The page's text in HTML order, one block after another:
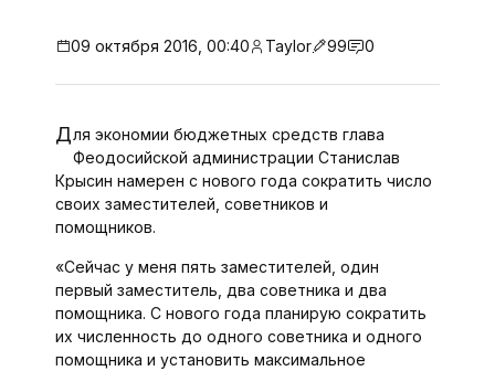
09 октября 2016, 00:40 Taylor 99 0
Для экономии бюджетных средств глава
Феодосийской администрации Станислав
Крысин намерен с нового года сократить число
своих заместителей, советников и
помощников.
«Сейчас у меня пять заместителей, один
первый заместитель, два советника и два
помощника. С нового года планирую сократить
их численность до одного советника и одного
помощника и установить максимальное